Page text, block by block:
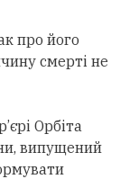
про його
смерті не
Орбіта
випущений